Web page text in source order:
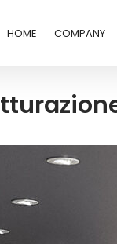
HOME COMPANY